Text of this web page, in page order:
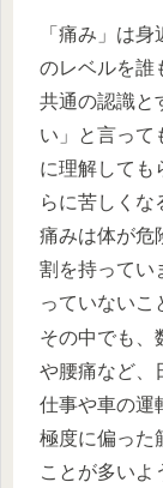
「痛み」は
のレベルを誰
共通の認識と
い」と言って
に理解しても
らに苦しくな
痛みは体が危
割を持ってい
っていないこ
その中でも、
や腰痛など、
仕事や車の運
極度に偏った
ことが多いよ